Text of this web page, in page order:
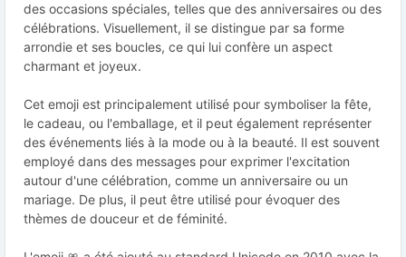
des occasions spéciales, telles que des anniversaires ou des
célébrations. Visuellement, il se distingue par sa forme
arrondie et ses boucles, ce qui lui confère un aspect
charmant et joyeux.
Cet emoji est principalement utilisé pour symboliser la fête,
le cadeau, ou l'emballage, et il peut également représenter
des événements liés à la mode ou à la beauté. Il est souvent
employé dans des messages pour exprimer l'excitation
autour d'une célébration, comme un anniversaire ou un
mariage. De plus, il peut être utilisé pour évoquer des
thèmes de douceur et de féminité.